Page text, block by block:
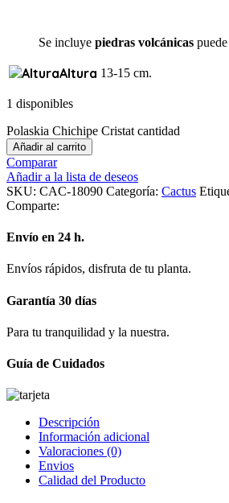
Se incluye piedras volcánicas
Altura 13-15 cm.
1 disponibles
Polaskia Chichipe Cristat cantidad
Añadir al carrito
Comparar
Añadir a la lista de deseos
SKU: CAC-18090 Categoría: Cactus
Comparte:
Envío en 24 h.
Envíos rápidos, disfruta de tu planta.
Garantía 30 días
Para tu tranquilidad y la nuestra.
Guía de Cuidados
Descripción
Información adicional
Valoraciones (0)
Envios
Calidad del Producto